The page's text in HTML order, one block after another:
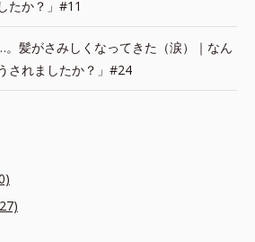
たか？」#11
髪がさみしくなってきた（涙）｜なん
されましたか？」#24